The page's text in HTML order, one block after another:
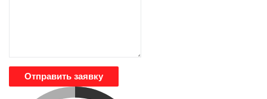
Отправить заявку